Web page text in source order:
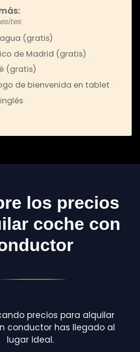
(gratis)
de Madrid (gratis)
(gratis)
de bienvenida en tablet
los precios
coche con
precios para alquilar
conductor has llegado al
lugar ideal.